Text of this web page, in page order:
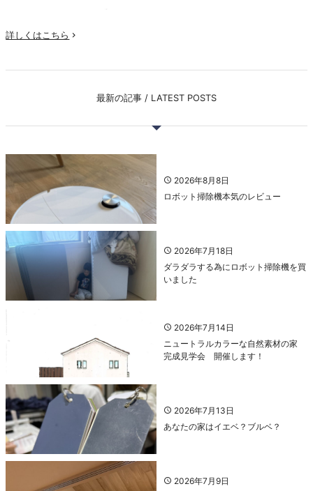
詳しくはこちら 
最新の記事 / LATEST POSTS
2026年8月8日
ロボット掃除機本気のレビュー
2026年7月18日
ダラダラする為にロボット掃除機を買
いました
2026年7月14日
ニュートラルカラーな自然素材の家
完成見学会 開催します！
2026年7月13日
あなたの家はイエベ？ブルベ？
2026年7月9日